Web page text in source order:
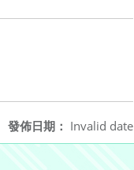
發佈日期： Invalid date